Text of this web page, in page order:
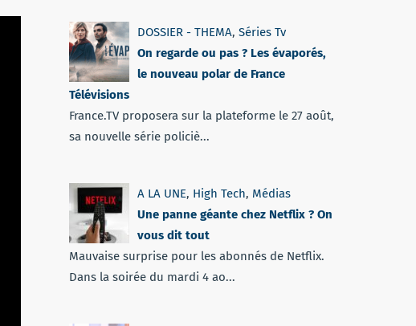
DOSSIER - THEMA, Séries Tv
On regarde ou pas ? Les évaporés,
le nouveau polar de France
Télévisions
France.TV proposera sur la plateforme le 27 août,
sa nouvelle série policiè...
A LA UNE, High Tech, Médias
Une panne géante chez Netflix ? On
vous dit tout
Mauvaise surprise pour les abonnés de Netflix.
Dans la soirée du mardi 4 ao...